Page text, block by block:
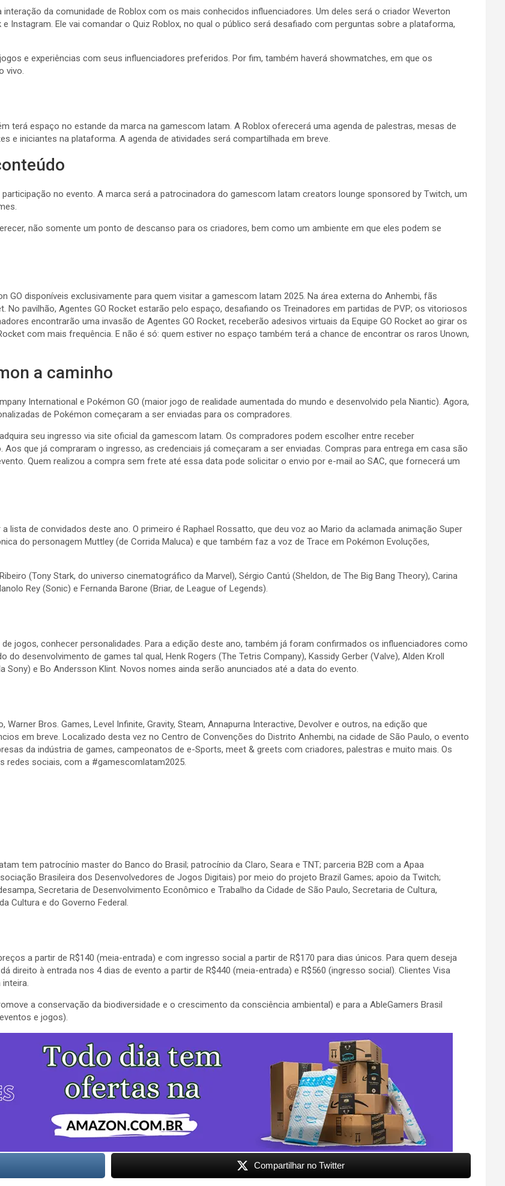
da comunidade de Roblox com os mais conhecidos influenciadores. Um deles será o criador Weverton
Instagram. Ele vai comandar o Quiz Roblox, no qual o público será desafiado com perguntas sobre a plataforma,
e experiências com seus influenciadores preferidos. Por fim, também haverá showmatches, em que os
vivo.
terá espaço no estande da marca na gamescom latam. A Roblox oferecerá uma agenda de palestras, mesas de
e iniciantes na plataforma. A agenda de atividades será compartilhada em breve.
no evento. A marca será a patrocinadora do gamescom latam creators lounge sponsored by Twitch, um
não somente um ponto de descanso para os criadores, bem como um ambiente em que eles podem se
GO disponíveis exclusivamente para quem visitar a gamescom latam 2025. Na área externa do Anhembi, fãs
No pavilhão, Agentes GO Rocket estarão pelo espaço, desafiando os Treinadores em partidas de PVP; os vitoriosos
encontrarão uma invasão de Agentes GO Rocket, receberão adesivos virtuais da Equipe GO Rocket ao girar os
com mais frequência. E não é só: quem estiver no espaço também terá a chance de encontrar os raros Unown,
a caminho
International e Pokémon GO (maior jogo de realidade aumentada do mundo e desenvolvido pela Niantic). Agora,
de Pokémon começaram a ser enviadas para os compradores.
seu ingresso via site oficial da gamescom latam. Os compradores podem escolher entre receber
que já compraram o ingresso, as credenciais já começaram a ser enviadas. Compras para entrega em casa são
Quem realizou a compra sem frete até essa data pode solicitar o envio por e-mail ao SAC, que fornecerá um
lista de convidados deste ano. O primeiro é Raphael Rossatto, que deu voz ao Mario da aclamada animação Super
do personagem Muttley (de Corrida Maluca) e que também faz a voz de Trace em Pokémon Evoluções,
(Tony Stark, do universo cinematográfico da Marvel), Sérgio Cantú (Sheldon, de The Big Bang Theory), Carina
Rey (Sonic) e Fernanda Barone (Briar, de League of Legends).
jogos, conhecer personalidades. Para a edição deste ano, também já foram confirmados os influenciadores como
desenvolvimento de games tal qual, Henk Rogers (The Tetris Company), Kassidy Gerber (Valve), Alden Kroll
Sony) e Bo Andersson Klint. Novos nomes ainda serão anunciados até a data do evento.
Bros. Games, Level Infinite, Gravity, Steam, Annapurna Interactive, Devolver e outros, na edição que
em breve. Localizado desta vez no Centro de Convenções do Distrito Anhembi, na cidade de São Paulo, o evento
da indústria de games, campeonatos de e-Sports, meet & greets com criadores, palestras e muito mais. Os
redes sociais, com a #gamescomlatam2025.
tem patrocínio master do Banco do Brasil; patrocínio da Claro, Seara e TNT; parceria B2B com a Apaa
Brasileira dos Desenvolvedores de Jogos Digitais) por meio do projeto Brazil Games; apoio da Twitch;
Secretaria de Desenvolvimento Econômico e Trabalho da Cidade de São Paulo, Secretaria de Cultura,
Cultura e do Governo Federal.
a partir de R$140 (meia-entrada) e com ingresso social a partir de R$170 para dias únicos. Para quem deseja
direito à entrada nos 4 dias de evento a partir de R$440 (meia-entrada) e R$560 (ingresso social). Clientes Visa
a conservação da biodiversidade e o crescimento da consciência ambiental) e para a AbleGamers Brasil
e jogos).
Compartilhar no Twitter